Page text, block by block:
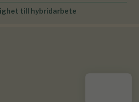
till hybridarbete